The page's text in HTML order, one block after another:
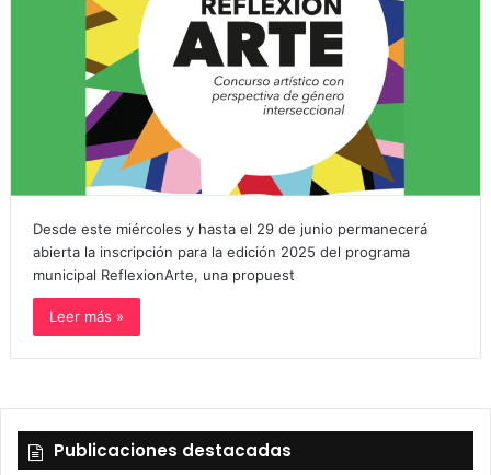
Desde este miércoles y hasta el 29 de junio permanecerá
abierta la inscripción para la edición 2025 del programa
municipal ReflexionArte, una propuest
Leer más »
Publicaciones destacadas